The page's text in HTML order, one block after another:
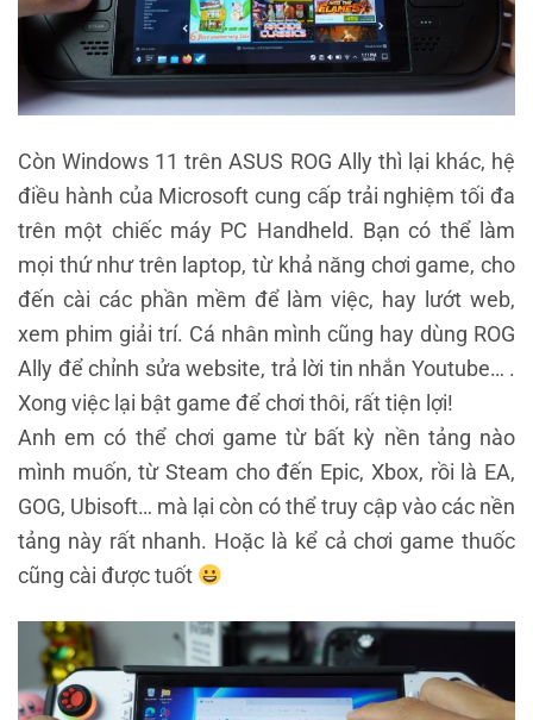
Còn Windows 11 trên ASUS ROG Ally thì lại khác, hệ
điều hành của Microsoft cung cấp trải nghiệm tối đa
trên một chiếc máy PC Handheld. Bạn có thể làm
mọi thứ như trên laptop, từ khả năng chơi game, cho
đến cài các phần mềm để làm việc, hay lướt web,
xem phim giải trí. Cá nhân mình cũng hay dùng ROG
Ally để chỉnh sửa website, trả lời tin nhắn Youtube… .
Xong việc lại bật game để chơi thôi, rất tiện lợi!
Anh em có thể chơi game từ bất kỳ nền tảng nào
mình muốn, từ Steam cho đến Epic, Xbox, rồi là EA,
GOG, Ubisoft… mà lại còn có thể truy cập vào các nền
tảng này rất nhanh. Hoặc là kể cả chơi game thuốc
cũng cài được tuốt